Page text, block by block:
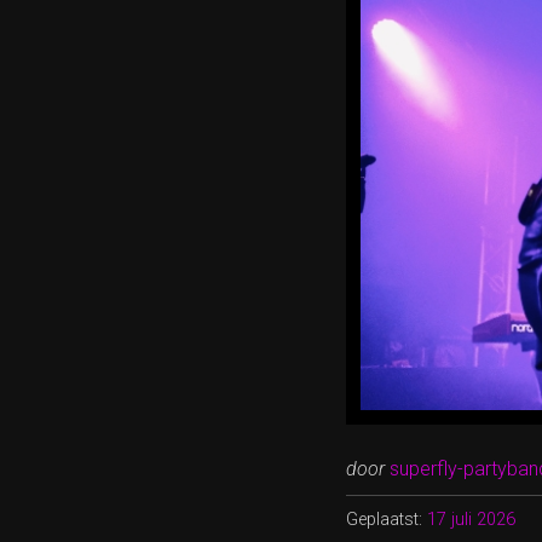
door superfly-
Geplaatst: 17 juli 2026